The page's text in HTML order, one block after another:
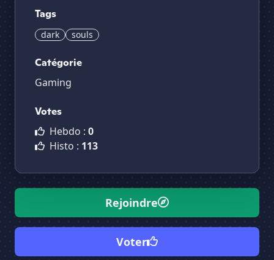
Tags
dark souls
Catégorie
Gaming
Votes
Hebdo : 0
Histo : 113
Rejoindre
Voter